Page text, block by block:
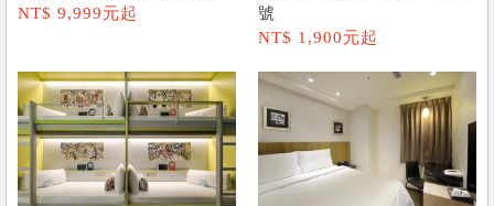
NT$ 9,999元起
號
NT$ 1,900元起